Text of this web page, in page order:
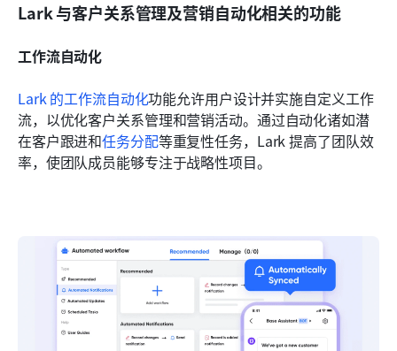
Lark 与客户关系管理及营销自动化相关的功能
工作流自动化
Lark 的工作流自动化功能允许用户设计并实施自定义工作
流，以优化客户关系管理和营销活动。通过自动化诸如潜
在客户跟进和任务分配等重复性任务，Lark 提高了团队效
率，使团队成员能够专注于战略性项目。